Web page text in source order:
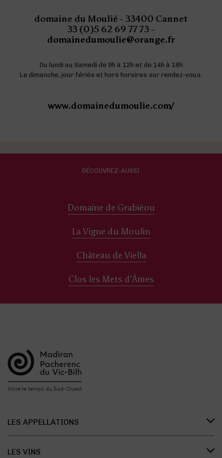
domaine du Moulié - 33400 Cannet
33 (0)5 62 69 77 73 -
domainedumoulie@orange.fr
Du lundi au Samedi de 9h à 12h et de 14h à 18h
Le dimanche, jour fériés et hors horaires sur rendez-vous.
www.domainedumoulie.com/
DÉCOUVREZ-AUSSI
Domaine de Grabiéou
La Vigne du Moulin
Château de Viella
Clos les Mets d’Âmes
LES APPELLATIONS
LES VINS